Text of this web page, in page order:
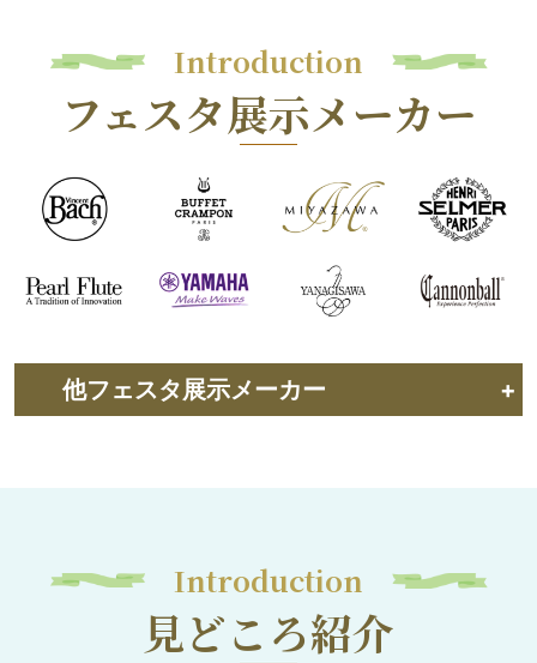
Introduction
フェスタ展示メーカー
他フェスタ展示メーカー +
Introduction
見どころ紹介